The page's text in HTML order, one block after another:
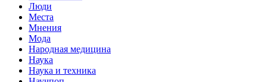
Люди
Места
Мнения
Мода
Народная медицина
Наука
Наука и техника